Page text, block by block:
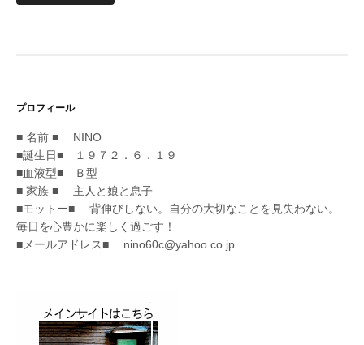
プロフィール
■ 名前 ■ NINO
■誕生日■ １９７２．６．１９
■血液型■ Ｂ型
■ 家族 ■ 主人と娘と息子
■モットー■ 背伸びしない。自分の大切なことを見失わない。
毎日を心豊かに楽しく過ごす！
■メールアドレス■ nino60c@yahoo.co.jp